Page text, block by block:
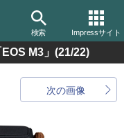
検索 Impressサイト
M3」 (21/22)
次の画像